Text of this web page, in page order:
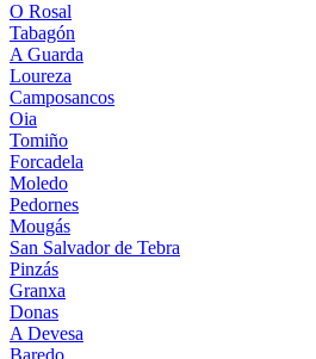
O Rosal
Tabagón
A Guarda
Loureza
Camposancos
Oia
Tomiño
Forcadela
Moledo
Pedornes
Mougás
San Salvador de Tebra
Pinzás
Granxa
Donas
A Devesa
Baredo